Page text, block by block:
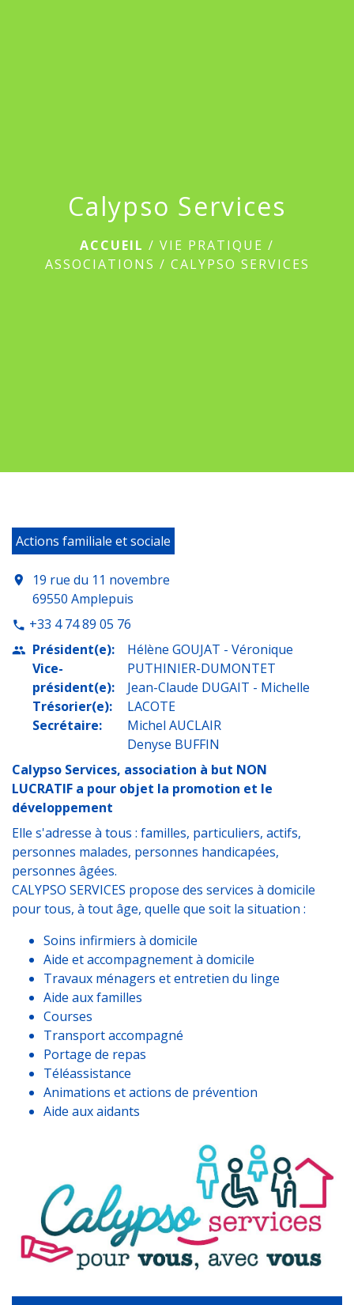
Calypso Services
ACCUEIL / VIE PRATIQUE /
ASSOCIATIONS / CALYPSO SERVICES
Actions familiale et sociale
location_on
19 rue du 11 novembre
69550 Amplepuis
phone +33 4 74 89 05 76
people Président(e):
Vice-
président(e):
Trésorier(e):
Secrétaire:
Hélène GOUJAT - Véronique
PUTHINIER-DUMONTET
Jean-Claude DUGAIT - Michelle
LACOTE
Michel AUCLAIR
Denyse BUFFIN
Calypso Services, association à but NON
LUCRATIF a pour objet la promotion et le
développement
Elle s'adresse à tous : familles, particuliers, actifs,
personnes malades, personnes handicapées,
personnes âgées.
CALYPSO SERVICES propose des services à domicile
pour tous, à tout âge, quelle que soit la situation :
Soins infirmiers à domicile
Aide et accompagnement à domicile
Travaux ménagers et entretien du linge
Aide aux familles
Courses
Transport accompagné
Portage de repas
Téléassistance
Animations et actions de prévention
Aide aux aidants